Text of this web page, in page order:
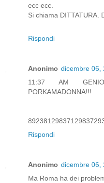
ecc ecc.
Si chiama DITTATURA.
Rispondi
Anonimo dicembre 06,
11:37 AM
PORKAMADONNA!!!
Rispondi
Anonimo dicembre 06,
Ma Roma ha dei